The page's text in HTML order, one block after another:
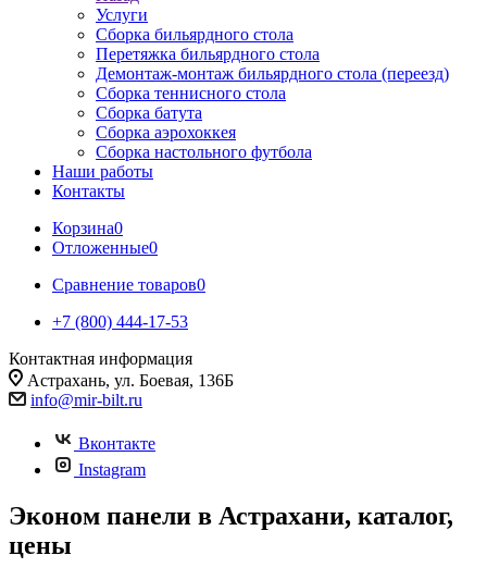
Услуги
Сборка бильярдного стола
Перетяжка бильярдного стола
Демонтаж-монтаж бильярдного стола (переезд)
Сборка теннисного стола
Сборка батута
Сборка аэрохоккея
Сборка настольного футбола
Наши работы
Контакты
Корзина0
Отложенные0
Сравнение товаров0
+7 (800) 444-17-53
Контактная информация
Астрахань, ул. Боевая, 136Б
info@mir-bilt.ru
Вконтакте
Instagram
Эконом панели в Астрахани, каталог,
цены